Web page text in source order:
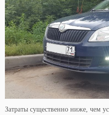
Затраты существенно ниже, чем